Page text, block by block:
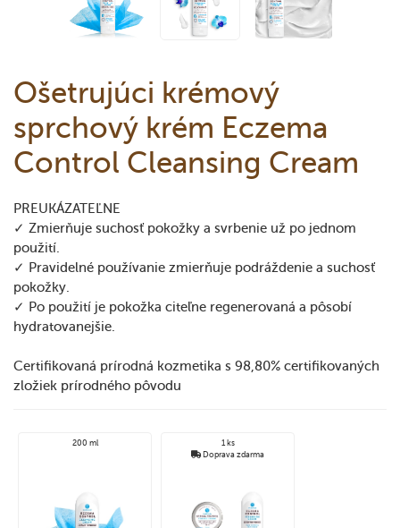
Ošetrujúci krémový
sprchový krém Eczema
Control Cleansing Cream
PREUKÁZATEĽNE
✓ Zmierňuje suchosť pokožky a svrbenie už po jednom
použití.
✓ Pravidelné používanie zmierňuje podráždenie a suchosť
pokožky.
✓ Po použití je pokožka citeľne regenerovaná a pôsobí
hydratovanejšie.
Certifikovaná prírodná kozmetika s 98,80% certifikovaných
zložiek prírodného pôvodu
200 ml
1 ks
Doprava zdarma